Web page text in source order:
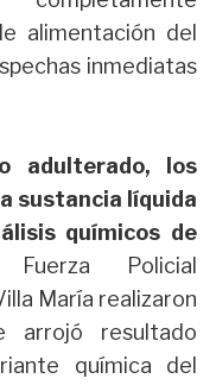
alimentación del
inmediatas
adulterado, los
sustancia líquida
químicos de
Policial
María realizaron
arrojó resultado
química del